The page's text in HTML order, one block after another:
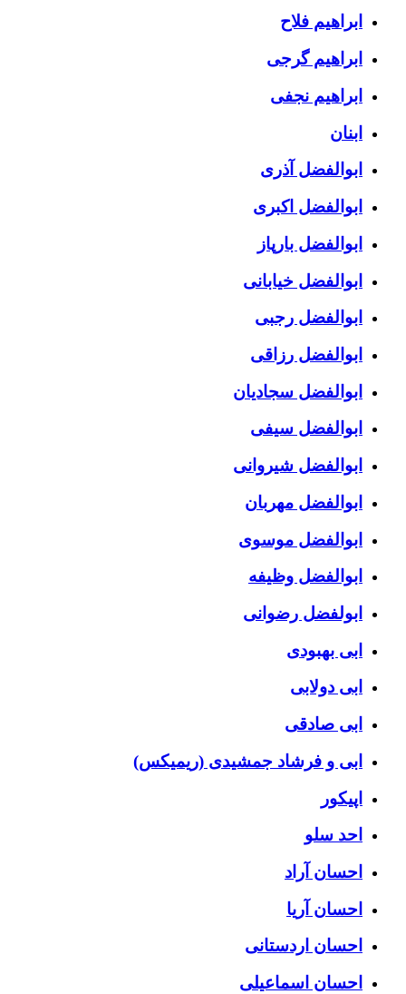
ابراهیم فلاح
ابراهیم گرجی
ابراهیم نجفی
ابنان
ابوالفضل آذری
ابوالفضل اکبری
ابوالفضل بارپاز
ابوالفضل خیابانی
ابوالفضل رجبی
ابوالفضل رزاقی
ابوالفضل سجادیان
ابوالفضل سیفی
ابوالفضل شیروانی
ابوالفضل مهربان
ابوالفضل موسوی
ابوالفضل وظیفه
ابولفضل رضوانی
ابی بهبودی
ابی دولابی
ابی صادقی
ابی و فرشاد جمشیدی (ریمیکس)
اپیکور
احد سلو
احسان آراد
احسان آریا
احسان اردستانی
احسان اسماعیلی